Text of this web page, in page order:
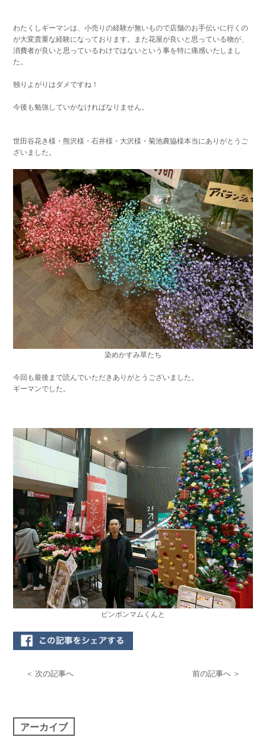
わたくしギーマンは、小売りの経験が無いもので店舗のお手伝いに行くの
が大変貴重な経験になっております。また花屋が良いと思っている物が、
消費者が良いと思っているわけではないという事を特に痛感いたしまし
た。
独りよがりはダメですね！
今後も勉強していかなければなりません。
世田谷花き様・熊沢様・石井様・大沢様・菊池農協様本当にありがとうご
ざいました。
染めかすみ草たち
今回も最後まで読んでいただきありがとうございました。
ギーマンでした。
ピンポンマムくんと
＜ 次の記事へ 前の記事へ ＞
アーカイブ